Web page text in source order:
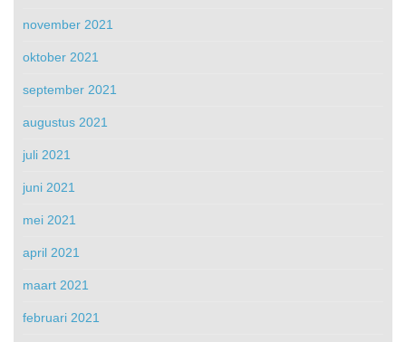
november 2021
oktober 2021
september 2021
augustus 2021
juli 2021
juni 2021
mei 2021
april 2021
maart 2021
februari 2021